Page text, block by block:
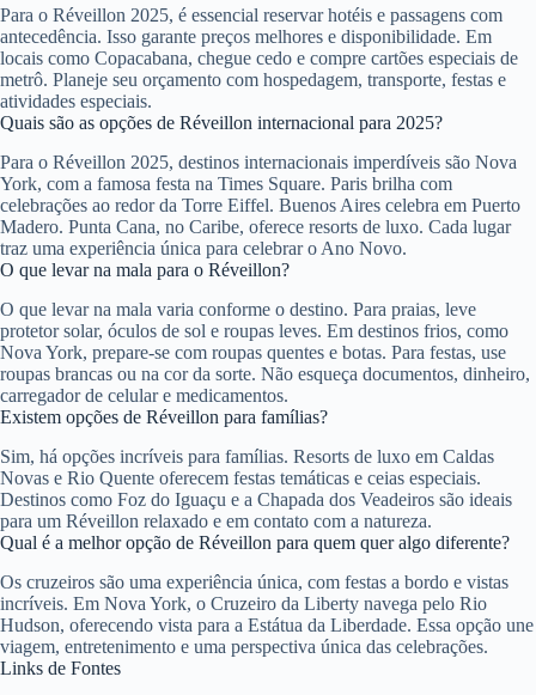
Para o Réveillon 2025, é essencial reservar hotéis e passagens com
antecedência. Isso garante preços melhores e disponibilidade. Em
locais como Copacabana, chegue cedo e compre cartões especiais de
metrô. Planeje seu orçamento com hospedagem, transporte, festas e
atividades especiais.
Quais são as opções de Réveillon internacional para 2025?
Para o Réveillon 2025, destinos internacionais imperdíveis são Nova
York, com a famosa festa na Times Square. Paris brilha com
celebrações ao redor da Torre Eiffel. Buenos Aires celebra em Puerto
Madero. Punta Cana, no Caribe, oferece resorts de luxo. Cada lugar
traz uma experiência única para celebrar o Ano Novo.
O que levar na mala para o Réveillon?
O que levar na mala varia conforme o destino. Para praias, leve
protetor solar, óculos de sol e roupas leves. Em destinos frios, como
Nova York, prepare-se com roupas quentes e botas. Para festas, use
roupas brancas ou na cor da sorte. Não esqueça documentos, dinheiro,
carregador de celular e medicamentos.
Existem opções de Réveillon para famílias?
Sim, há opções incríveis para famílias. Resorts de luxo em Caldas
Novas e Rio Quente oferecem festas temáticas e ceias especiais.
Destinos como Foz do Iguaçu e a Chapada dos Veadeiros são ideais
para um Réveillon relaxado e em contato com a natureza.
Qual é a melhor opção de Réveillon para quem quer algo diferente?
Os cruzeiros são uma experiência única, com festas a bordo e vistas
incríveis. Em Nova York, o Cruzeiro da Liberty navega pelo Rio
Hudson, oferecendo vista para a Estátua da Liberdade. Essa opção une
viagem, entretenimento e uma perspectiva única das celebrações.
Links de Fontes